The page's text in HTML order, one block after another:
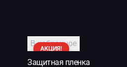
АКЦИЯ!
В избранное
Защитная пленка